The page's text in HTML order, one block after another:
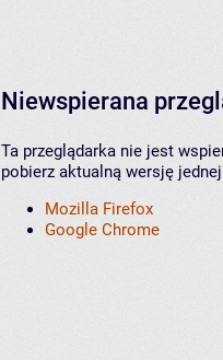
Niewspierana
Ta przeglądarka nie jest
pobierz aktualną wersję
Mozilla Firefox
Google Chrome